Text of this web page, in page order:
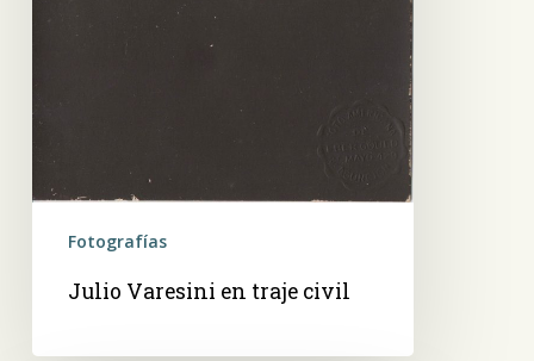
Fotografías
Julio Varesini en traje civil